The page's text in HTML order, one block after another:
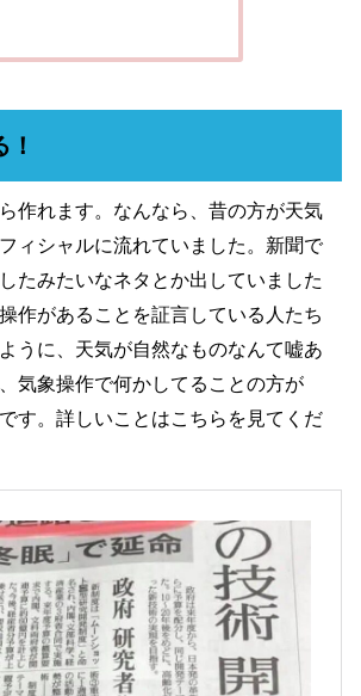
作れます。なんなら、昔の方が天気
ィシャルに流れていました。新聞で
たみたいなネタとか出していました
作があることを証言している人たち
うに、天気が自然なものなんて嘘あ
気象操作で何かしてることの方が
す。詳しいことはこちらを見てくだ